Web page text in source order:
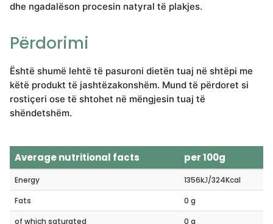
dhe ngadalëson procesin natyral të plakjes.
Përdorimi
Është shumë lehtë të pasuroni dietën tuaj në shtëpi me
këtë produkt të jashtëzakonshëm. Mund të përdoret si
rostiçeri ose të shtohet në mëngjesin tuaj të
shëndetshëm.
Average nutritional facts per 100g
Energy
1356kЈ/324Kcal
Fats
0 g
of which saturated
0 g